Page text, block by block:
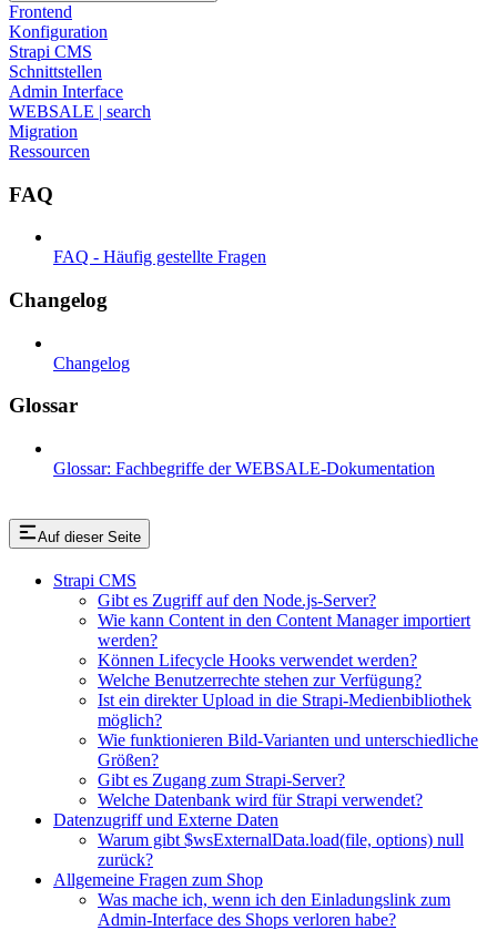
Frontend
Konfiguration
Strapi CMS
Schnittstellen
Admin Interface
WEBSALE | search
Migration
Ressourcen
FAQ
FAQ - Häufig gestellte Fragen
Changelog
Changelog
Glossar
Glossar: Fachbegriffe der WEBSALE-Dokumentation
Auf dieser Seite
Strapi CMS
Gibt es Zugriff auf den Node.js-Server?
Wie kann Content in den Content Manager importiert
werden?
Können Lifecycle Hooks verwendet werden?
Welche Benutzerrechte stehen zur Verfügung?
Ist ein direkter Upload in die Strapi-Medienbibliothek
möglich?
Wie funktionieren Bild-Varianten und unterschiedliche
Größen?
Gibt es Zugang zum Strapi-Server?
Welche Datenbank wird für Strapi verwendet?
Datenzugriff und Externe Daten
Warum gibt $wsExternalData.load(file, options) null
zurück?
Allgemeine Fragen zum Shop
Was mache ich, wenn ich den Einladungslink zum
Admin-Interface des Shops verloren habe?